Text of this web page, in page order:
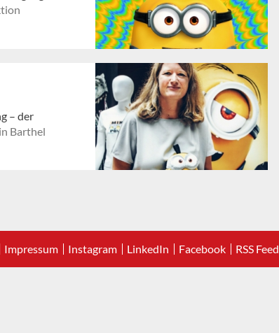
– der
Barthel
Impressum Instagram LinkedIn Facebook RSS Feed